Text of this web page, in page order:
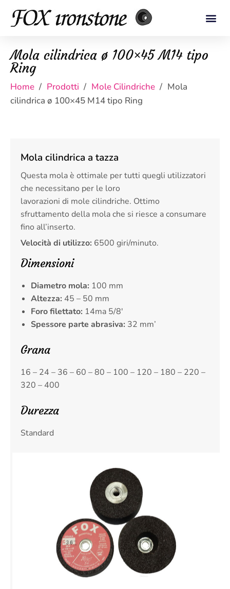
Mola cilindrica ø 100×45 M14 tipo
Ring
Home Prodotti Mole Cilindriche
Mola
cilindrica ø 100×45 M14 tipo Ring
Mola cilindrica a tazza
Questa mola è ottimale per tutti quegli utilizzatori
che necessitano per le loro
lavorazioni di mole cilindriche. Ottimo
sfruttamento della mola che si riesce a consumare
fino all’inserto.
Velocità di utilizzo: 6500 giri/minuto.
Dimensioni
Diametro mola: 100 mm
Altezza: 45 – 50 mm
Foro filettato: 14ma 5/8′
Spessore parte abrasiva: 32 mm’
Grana
16 – 24 – 36 – 60 – 80 – 100 – 120 – 180 – 220 –
320 – 400
Durezza
Standard